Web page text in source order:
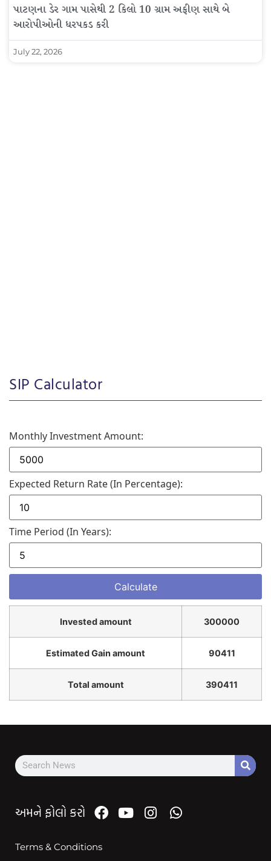
પાટણના ડેર ગામ પાસેથી 2 કિલો 10 ગ્રામ અફીણ સાથે બે
આરોપીઓની ધરપકડ કરી
July 22, 2026
SIP Calculator
Monthly Investment Amount:
Expected Return Rate (in Percentage):
Time Period (in Years):
Invested amount 300000
Estimated Gain amount 90411
Total amount 390411
અમને ફોલો કરો
Terms & Conditions